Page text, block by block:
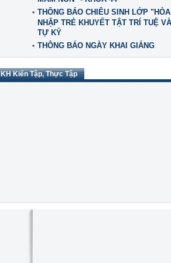
THÔNG BÁO CHIÊU SINH LỚP "HÒA
NHẬP TRẺ KHUYẾT TẬT TRÍ TUỆ VÀ
TỰ KỶ
THÔNG BÁO NGÀY KHAI GIẢNG
KH Kiến Tập, Thực Tập